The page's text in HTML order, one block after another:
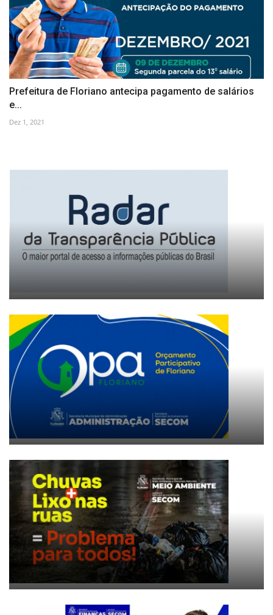
Prefeitura de Floriano antecipa pagamento de salários
e...
Dez 1, 2021